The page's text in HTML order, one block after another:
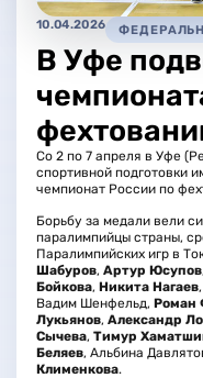
10.04.2026
В Уфе
Со 2 по 7 апреля в Уфе
спортивной подготовки
чемпионат России по
Борьбу за медали вели
паралимпийцы страны,
Паралимпийских игр в
Шабуров, Артур Юсупов,
Бойкова, Никита Нагаев
Вадим Шенфельд, Роман
Лукьянов, Александр
Сычева, Тимур
Беляев, Альбина
Клименкова.